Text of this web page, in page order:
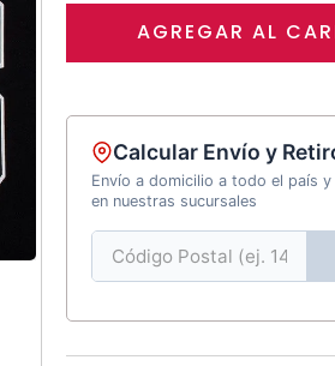
AGREGAR AL
Calcular Envío y
Envío a domicilio a todo el país
en nuestras sucursales